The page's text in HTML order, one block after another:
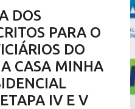
DOS
PARA O
DO
CASA MINHA
IV E V